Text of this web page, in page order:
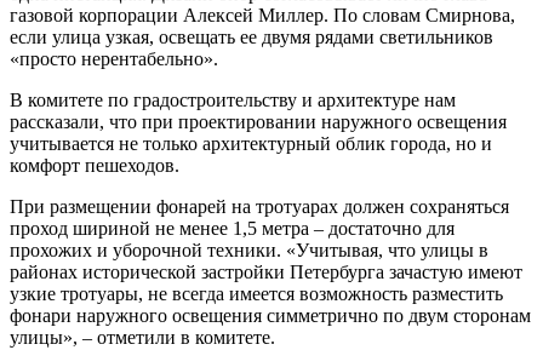
газовой корпорации Алексей Миллер. По словам Смирнова,
если улица узкая, освещать ее двумя рядами светильников
«просто нерентабельно».
В комитете по градостроительству и архитектуре нам
рассказали, что при проектировании наружного освещения
учитывается не только архитектурный облик города, но и
комфорт пешеходов.
При размещении фонарей на тротуарах должен сохраняться
проход шириной не менее 1,5 метра – достаточно для
прохожих и уборочной техники. «Учитывая, что улицы в
районах исторической застройки Петербурга зачастую имеют
узкие тротуары, не всегда имеется возможность разместить
фонари наружного освещения симметрично по двум сторонам
улицы», – отметили в комитете.